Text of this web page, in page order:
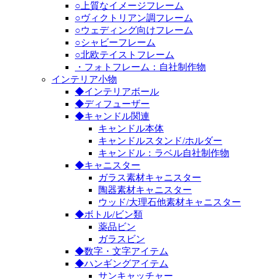
○上質なイメージフレーム
○ヴィクトリアン調フレーム
○ウェディング向けフレーム
○シャビーフレーム
○北欧テイストフレーム
・フォトフレーム：自社制作物
インテリア小物
◆インテリアボール
◆ディフューザー
◆キャンドル関連
キャンドル本体
キャンドルスタンド/ホルダー
キャンドル：ラベル自社制作物
◆キャニスター
ガラス素材キャニスター
陶器素材キャニスター
ウッド/大理石他素材キャニスター
◆ボトル/ビン類
薬品ビン
ガラスビン
◆数字・文字アイテム
◆ハンギングアイテム
サンキャッチャー